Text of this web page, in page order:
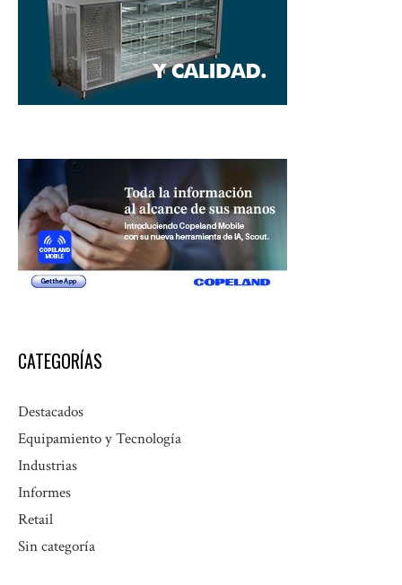
CATEGORÍAS
Destacados
Equipamiento y Tecnología
Industrias
Informes
Retail
Sin categoría